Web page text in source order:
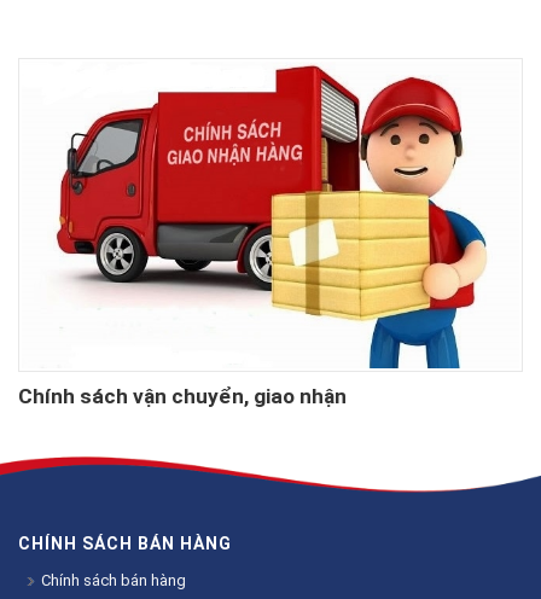
Chính sách vận chuyển, giao nhận
CHÍNH SÁCH BÁN HÀNG
Chính sách bán hàng